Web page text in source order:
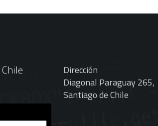
Dirección
Diagonal Paraguay 265,
Santiago de Chile